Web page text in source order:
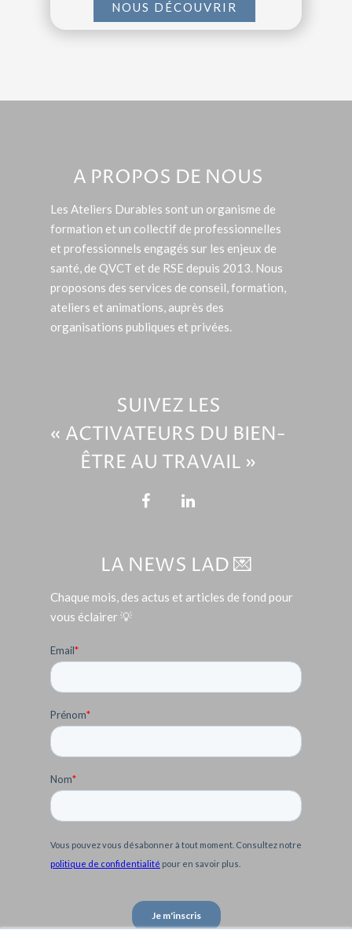
NOUS DÉCOUVRIR
A PROPOS DE NOUS
Les Ateliers Durables sont un organisme de
formation et un collectif de professionnelles
et professionnels engagés sur les enjeux de
santé, de QVCT et de RSE depuis 2013. Nous
proposons des services de conseil, formation,
ateliers et animations, auprès des
organisations publiques et privées.
SUIVEZ LES
« ACTIVATEURS DU BIEN-
ÊTRE AU TRAVAIL »
LA NEWS LAD 💌
Chaque mois, des actus et articles de fond pour
vous éclairer 💡